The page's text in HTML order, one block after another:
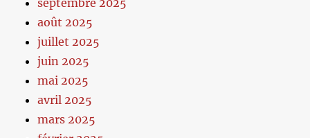
août 2025
juillet 2025
juin 2025
mai 2025
avril 2025
mars 2025